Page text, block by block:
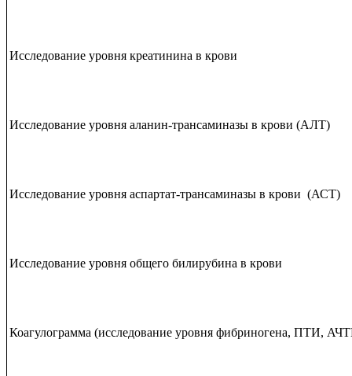
Исследование уровня креатинина в крови
Исследование уровня аланин-трансаминазы в крови
Исследование уровня аспартат-трансаминазы в крови (АСТ)
Исследование уровня общего билирубина в крови
Коагулограмма (исследование уровня фибриногена, ПТИ,